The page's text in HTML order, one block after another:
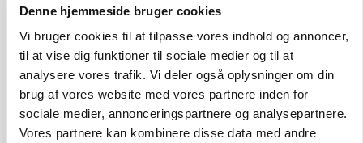
Denne hjemmeside bruger cookies
Vi bruger cookies til at tilpasse vores indhold og annoncer,
til at vise dig funktioner til sociale medier og til at
analysere vores trafik. Vi deler også oplysninger om din
brug af vores website med vores partnere inden for
sociale medier, annonceringspartnere og analysepartnere.
Vores partnere kan kombinere disse data med andre